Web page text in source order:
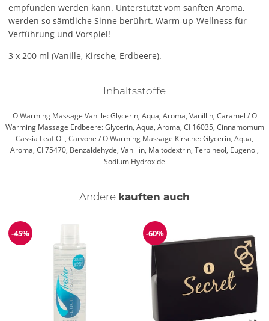
empfunden werden kann. Unterstützt vom sanften Aroma,
werden so sämtliche Sinne berührt. Warm-up-Wellness für
Verführung und Vorspiel!
3 x 200 ml (Vanille, Kirsche, Erdbeere).
Inhaltsstoffe
O Warming Massage Vanille: Glycerin, Aqua, Aroma, Vanillin, Caramel / O
Warming Massage Erdbeere: Glycerin, Aqua, Aroma, CI 16035, Cinnamomum
Cassia Leaf Oil, Carvone / O Warming Massage Kirsche: Glycerin, Aqua,
Aroma, CI 75470, Benzaldehyde, Vanillin, Maltodextrin, Terpineol, Eugenol,
Sodium Hydroxide
Andere kauften auch
Reduzierung
-45% Reduzierung
-60%